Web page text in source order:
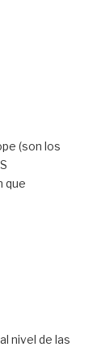
(son los
que
nivel de las